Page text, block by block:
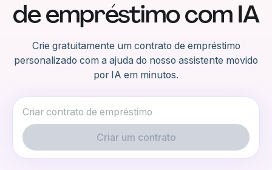
de empréstimo com IA
Crie gratuitamente um contrato de empréstimo
personalizado com a ajuda do nosso assistente movido
por IA em minutos.
Criar um contrato